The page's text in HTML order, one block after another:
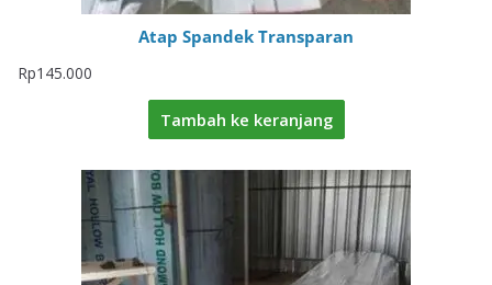
Atap Spandek Transparan
Rp145.000
Tambah ke keranjang